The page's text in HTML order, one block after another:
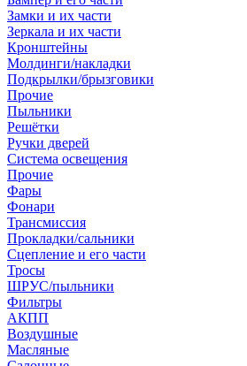
Замки и их части
Зеркала и их части
Кронштейны
Молдинги/накладки
Подкрылки/брызговики
Прочие
Пыльники
Решётки
Ручки дверей
Система освещения
Прочие
Фары
Фонари
Трансмиссия
Прокладки/сальники
Сцепление и его части
Тросы
ШРУС/пыльники
Фильтры
АКПП
Воздушные
Масляные